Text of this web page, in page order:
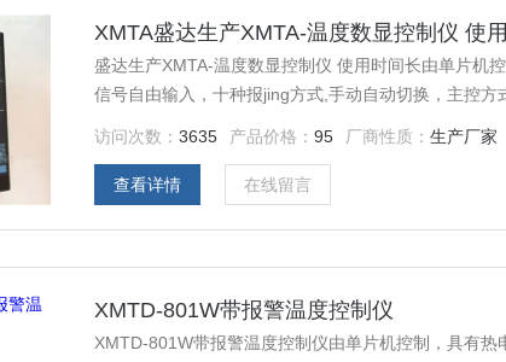
XMTA盛达生产XMTA-温度数显控制仪 使
盛达生产XMTA-温度数显控制仪 使用时间长由单片机
信号自由输入，十种报jing方式,手动自动切换，主控
访问次数：3635 产品价格：95 厂商性质：生产厂家
查看详情 在线留言
XMTD-801W带报警温度控制仪
XMTD-801W带报警温度控制仪由单片机控制，具有